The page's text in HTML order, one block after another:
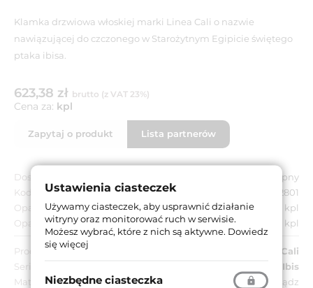
Klamka drzwiowa włoskiej marki Linea Cali o nazwie
nawiązującej do czczonego w Starożytnym Egipicie świętego
ptaka ibisa.
623,38 zł brutto (z VAT 23%)
Cena za: kpl
Zapytaj o produkt Lista partnerów
Dostępność:
Dostępny
Kod EAN:
8032731562801
Opakowanie jednostkowe:
1 kpl
Opakowanie zbiorcze:
1 kpl
Producent:
Linea Cali
Seria:
Ibis
Materiał:
Mosiądz
Ustawienia ciasteczek
Używamy ciasteczek, aby usprawnić działanie
witryny oraz monitorować ruch w serwisie.
Możesz wybrać, które z nich są aktywne. Dowiedz
się więcej
Niezbędne ciasteczka